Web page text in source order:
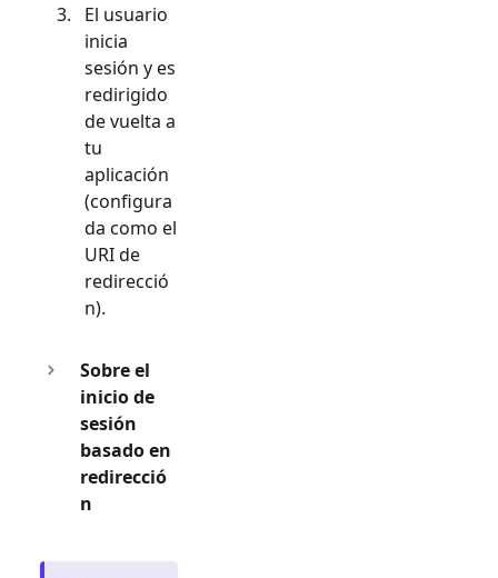
El usuario
inicia
sesión y es
redirigido
de vuelta a
tu
aplicación
(configura
da como el
URI de
redirecció
n).
Sobre el
inicio de
sesión
basado en
redirecció
n